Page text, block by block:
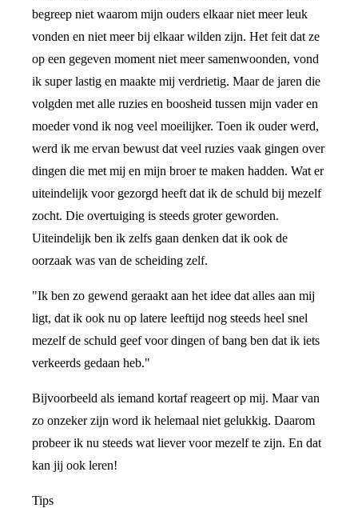
begreep niet waarom mijn ouders elkaar niet meer leuk
vonden en niet meer bij elkaar wilden zijn. Het feit dat ze
op een gegeven moment niet meer samenwoonden, vond
ik super lastig en maakte mij verdrietig. Maar de jaren die
volgden met alle ruzies en boosheid tussen mijn vader en
moeder vond ik nog veel moeilijker. Toen ik ouder werd,
werd ik me ervan bewust dat veel ruzies vaak gingen over
dingen die met mij en mijn broer te maken hadden. Wat er
uiteindelijk voor gezorgd heeft dat ik de schuld bij mezelf
zocht. Die overtuiging is steeds groter geworden.
Uiteindelijk ben ik zelfs gaan denken dat ik ook de
oorzaak was van de scheiding zelf.
"Ik ben zo gewend geraakt aan het idee dat alles aan mij
ligt, dat ik ook nu op latere leeftijd nog steeds heel snel
mezelf de schuld geef voor dingen of bang ben dat ik iets
verkeerds gedaan heb."
Bijvoorbeeld als iemand kortaf reageert op mij. Maar van
zo onzeker zijn word ik helemaal niet gelukkig. Daarom
probeer ik nu steeds wat liever voor mezelf te zijn. En dat
kan jij ook leren!
Tips